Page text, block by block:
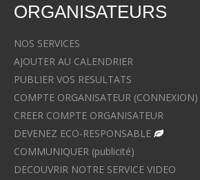
ORGANISATEURS
NOS SERVICES
AJOUTER AU CALENDRIER
PUBLIER VOS RESULTATS
COMPTE ORGANISATEUR (CONNEXION)
CREER COMPTE ORGANISATEUR
DEVENEZ ECO-RESPONSABLE
COMMUNIQUER (publicité)
DECOUVRIR NOTRE SERVICE VIDEO